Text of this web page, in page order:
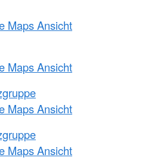
Maps Ansicht
Maps Ansicht
Maps Ansicht
Maps Ansicht